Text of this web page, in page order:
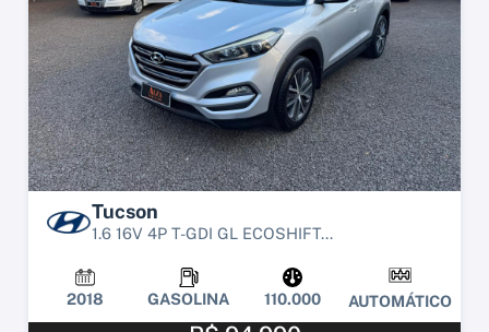
Tucson
1.6 16V 4P T-GDI GL ECOSHIFT...
2018 GASOLINA 110.000 AUTOMÁTICO